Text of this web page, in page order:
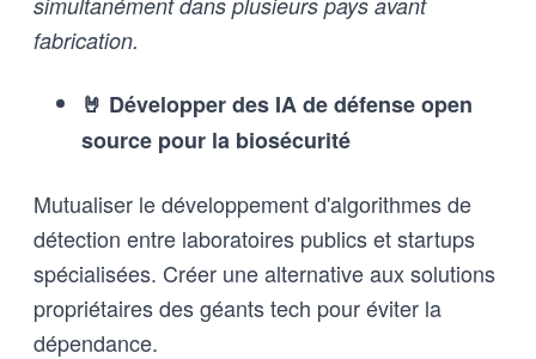
fabrication.
🤘 Développer des IA de défense open
source pour la biosécurité
Mutualiser le développement d'algorithmes de
détection entre laboratoires publics et startups
spécialisées. Créer une alternative aux solutions
propriétaires des géants tech pour éviter la
dépendance.